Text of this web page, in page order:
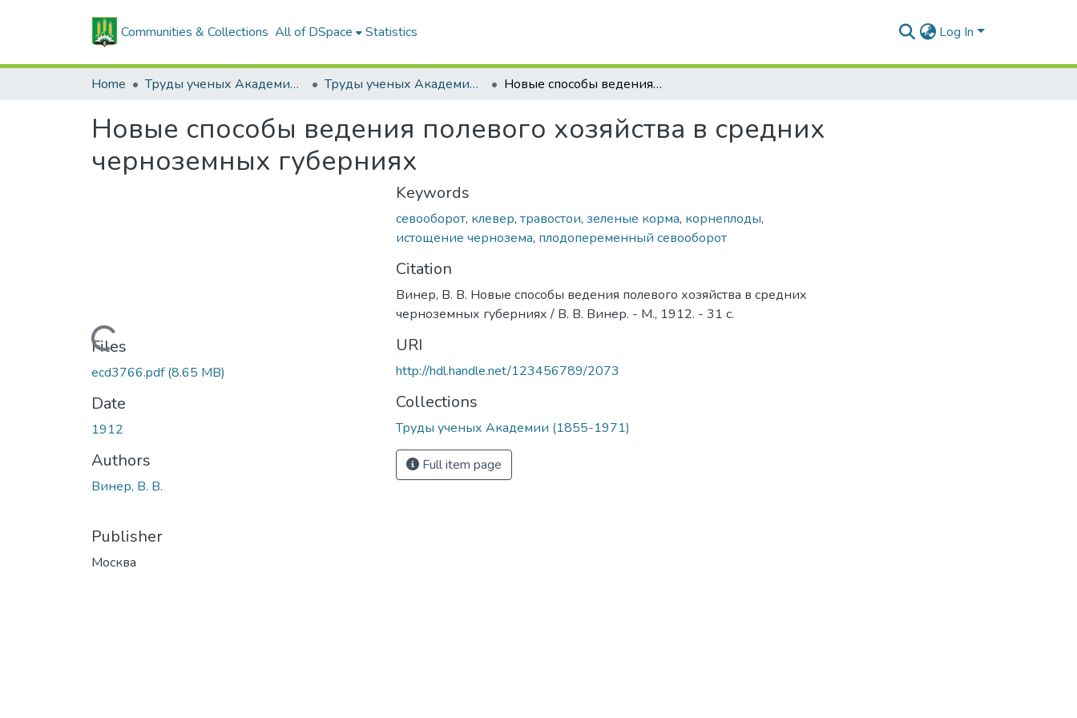
Communities & Collections All of DSpace Statistics Log In
Home Труды ученых Академии (1855-1971) Труды ученых Академии (1855-1971) Новые способы ведения полевого хозяйства в средних черноземных губерниях
Новые способы ведения полевого хозяйства в средних
черноземных губерниях
Loading...
Files
ecd3766.pdf(8.65 MB)
Date
1912
Authors
Винер, В. В.
Publisher
Москва
Keywords
севооборот, клевер, травостои, зеленые корма, корнеплоды,
истощение чернозема, плодопеременный севооборот
Citation
Винер, В. В. Новые способы ведения полевого хозяйства в средних
черноземных губерниях / В. В. Винер. - М., 1912. - 31 с.
URI
http://hdl.handle.net/123456789/2073
Collections
Труды ученых Академии (1855-1971)
Full item page